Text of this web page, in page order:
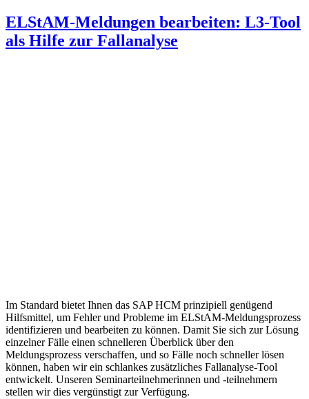
ELStAM-Meldungen bearbeiten: L3-Tool
als Hilfe zur Fallanalyse
Im Standard bietet Ihnen das SAP HCM prinzipiell genügend
Hilfsmittel, um Fehler und Probleme im ELStAM-Meldungsprozess
identifizieren und bearbeiten zu können. Damit Sie sich zur Lösung
einzelner Fälle einen schnelleren Überblick über den
Meldungsprozess verschaffen, und so Fälle noch schneller lösen
können, haben wir ein schlankes zusätzliches Fallanalyse-Tool
entwickelt. Unseren Seminarteilnehmerinnen und -teilnehmern
stellen wir dies vergünstigt zur Verfügung.